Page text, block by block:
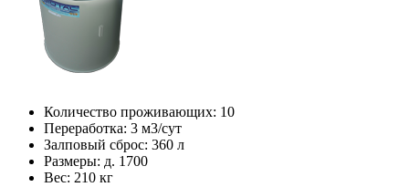
Количество проживающих: 10
Переработка: 3 м3/сут
Залповый сброс: 360 л
Размеры: д. 1700
Вес: 210 кг